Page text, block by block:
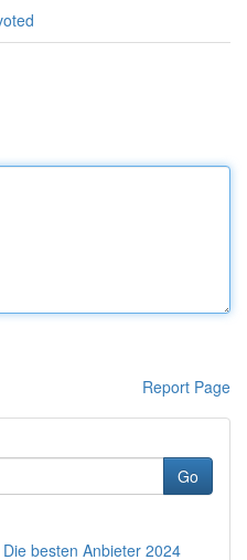
Report Page
Go
besten Anbieter 2024